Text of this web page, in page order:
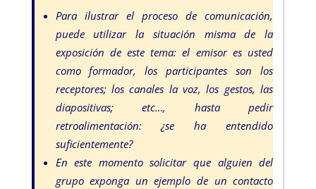
Para ilustrar el proceso de comunicación,
puede utilizar la situación misma de la
exposición de este tema: el emisor es usted
como formador, los participantes son los
receptores; los canales la voz, los gestos, las
diapositivas; etc…, hasta pedir
retroalimentación: ¿se ha entendido
suficientemente?
En este momento solicitar que alguien del
grupo exponga un ejemplo de un contacto